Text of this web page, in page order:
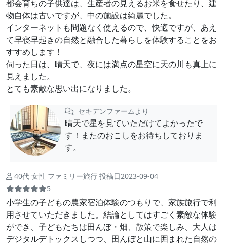
都会育ちの子供達は、生産者の見えるお米を食せたり、建
物自体は古いですが、中の施設は綺麗でした。
インターネットも問題なく使えるので、快適ですが、あえ
て早寝早起きの自然と融合した暮らしを体験することをお
すすめします！
伺った日は、晴天で、夜には満点の星空に天の川も真上に
見えました。
とても素敵な思い出になりました。
セキデンファームより
晴天で星を見ていただけてよかったで
す！またのおこしをお待ちしておりま
す。
40代 女性 ファミリー旅行 投稿日2023-09-04
5
小学生の子どもの農家宿泊体験のつもりで、家族旅行で利
用させていただきました。結論としてはすごく素敵な体験
ができ、子どもたちは田んぼ・畑、散策で楽しみ、大人は
デジタルデトックスしつつ、田んぼと山に囲まれた自然の